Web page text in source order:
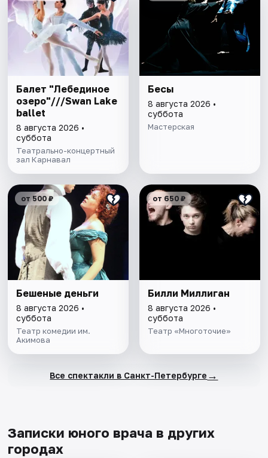
Балет "Лебединое
озеро"///Swan Lake
ballet
8 августа 2026 •
суббота
Театрально-концертный
зал Карнавал
Бесы
8 августа 2026 •
суббота
Мастерская
от 500 ₽
Бешеные деньги
8 августа 2026 •
суббота
Театр комедии им.
Акимова
от 650 ₽
Билли Миллиган
8 августа 2026 •
суббота
Театр «Многоточие»
Все спектакли в Санкт-Петербурге →
Записки юного врача в других
городах